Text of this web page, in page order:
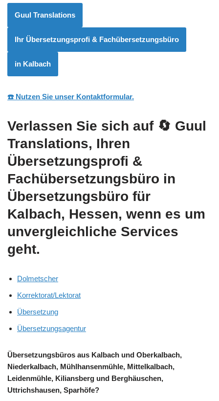
Guul Translations
Ihr Übersetzungsprofi & Fachübersetzungsbüro
in Kalbach
☎️ Nutzen Sie unser Kontaktformular.
Verlassen Sie sich auf 🔄 Guul
Translations, Ihren
Übersetzungsprofi &
Fachübersetzungsbüro in
Übersetzungsbüro für
Kalbach, Hessen, wenn es um
unvergleichliche Services
geht.
Dolmetscher
Korrektorat/Lektorat
Übersetzung
Übersetzungsagentur
Übersetzungsbüros aus Kalbach und Oberkalbach,
Niederkalbach, Mühlhansenmühle, Mittelkalbach,
Leidenmühle, Kiliansberg und Berghäuschen,
Uttrichshausen, Sparhöfe?